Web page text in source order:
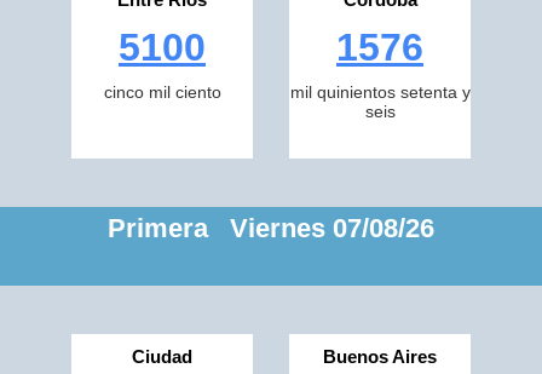
5100
cinco mil ciento
1576
mil quinientos setenta y
seis
Primera Viernes 07/08/26
Ciudad Buenos Aires